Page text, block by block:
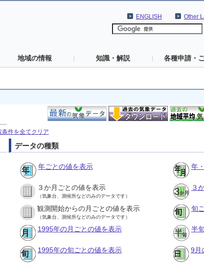
Other
ENGLISH
地域の情報 知識・解説 各種申請・
条件を全てクリア
データの種類
年ごとの値を表示 年
３か月ごとの値を表示
（気象台、測候所などのみのデータです）
３
観測開始からの月ごとの値を表示
（気象台、測候所などのみのデータです）
旬
1995年の月ごとの値を表示 半
1995年の旬ごとの値を表示 9月